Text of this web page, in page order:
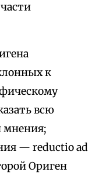
к
всю
мнения;
— reductio ad
Ориген